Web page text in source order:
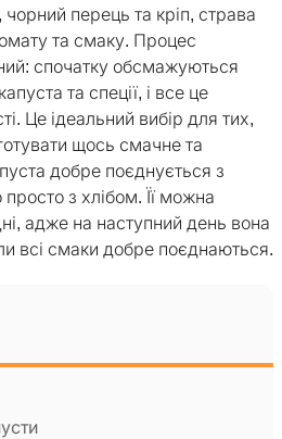
перець та кріп, страва
та смаку. Процес
спочатку обсмажуються
та спеції, і все це
Це ідеальний вибір для тих,
щось смачне та
добре поєднується з
з хлібом. Її можна
адже на наступний день вона
всі смаки добре поєднаються.